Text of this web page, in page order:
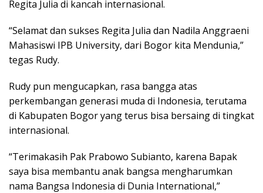
Regita Julia di kancah internasional.
“Selamat dan sukses Regita Julia dan Nadila Anggraeni
Mahasiswi IPB University, dari Bogor kita Mendunia,”
tegas Rudy.
Rudy pun mengucapkan, rasa bangga atas
perkembangan generasi muda di Indonesia, terutama
di Kabupaten Bogor yang terus bisa bersaing di tingkat
internasional.
“Terimakasih Pak Prabowo Subianto, karena Bapak
saya bisa membantu anak bangsa mengharumkan
nama Bangsa Indonesia di Dunia International,”